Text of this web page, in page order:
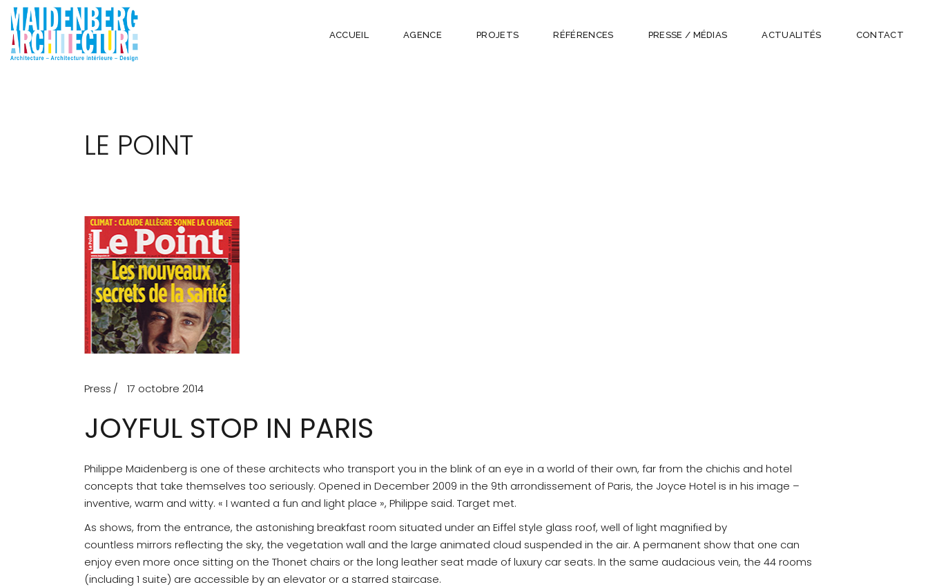
ACCUEIL AGENCE PROJETS RÉFÉRENCES PRESSE / MÉDIAS ACTUALITÉS CONTACT
LE POINT
Press 17 octobre 2014
JOYFUL STOP IN PARIS
Philippe Maidenberg is one of these architects who transport you in the blink of an eye in a world of their own, far from the chichis and hotel
concepts that take themselves too seriously. Opened in December 2009 in the 9th arrondissement of Paris, the Joyce Hotel is in his image –
inventive, warm and witty. « I wanted a fun and light place », Philippe said. Target met.
As shows, from the entrance, the astonishing breakfast room situated under an Eiffel style glass roof, well of light magnified by
countless mirrors reflecting the sky, the vegetation wall and the large animated cloud suspended in the air. A permanent show that one can
enjoy even more once sitting on the Thonet chairs or the long leather seat made of luxury car seats. In the same audacious vein, the 44 rooms
(including 1 suite) are accessible by an elevator or a starred staircase.